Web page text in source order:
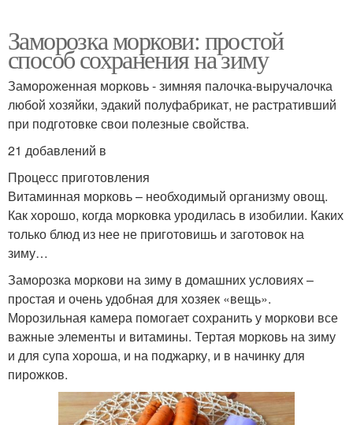
Заморозка моркови: простой
способ сохранения на зиму
Замороженная морковь - зимняя палочка-выручалочка
любой хозяйки, эдакий полуфабрикат, не растративший
при подготовке свои полезные свойства.
21 добавлений в
Процесс приготовления
Витаминная морковь – необходимый организму овощ.
Как хорошо, когда морковка уродилась в изобилии. Каких
только блюд из нее не приготовишь и заготовок на
зиму…
Заморозка моркови на зиму в домашних условиях –
простая и очень удобная для хозяек «вещь».
Морозильная камера помогает сохранить у моркови все
важные элементы и витамины. Тертая морковь на зиму
и для супа хороша, и на поджарку, и в начинку для
пирожков.